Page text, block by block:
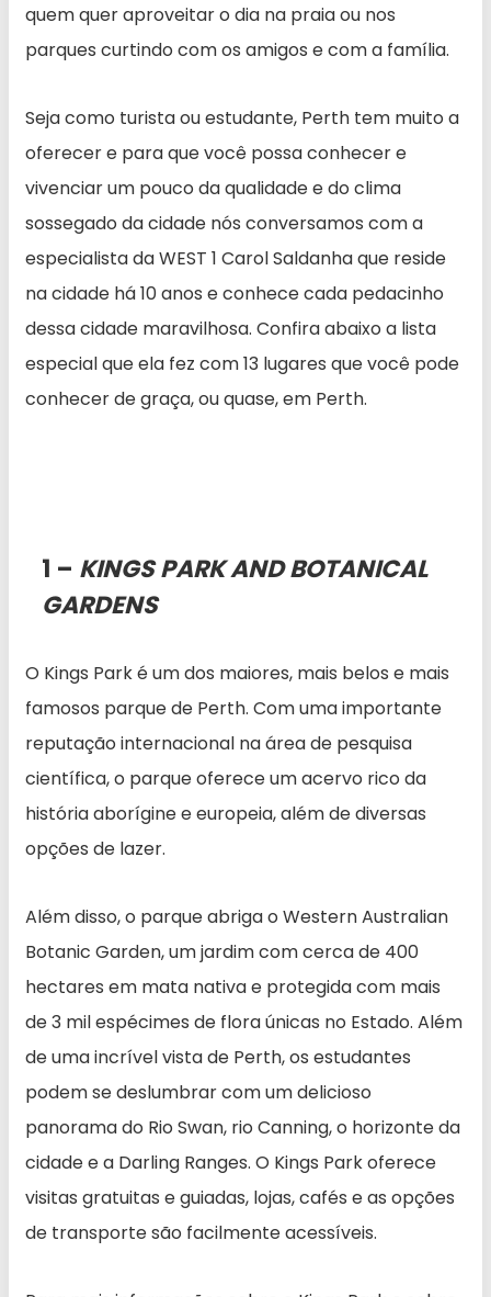
quem quer aproveitar o dia na praia ou nos
parques curtindo com os amigos e com a família.
Seja como turista ou estudante, Perth tem muito a
oferecer e para que você possa conhecer e
vivenciar um pouco da qualidade e do clima
sossegado da cidade nós conversamos com a
especialista da WEST 1 Carol Saldanha que reside
na cidade há 10 anos e conhece cada pedacinho
dessa cidade maravilhosa. Confira abaixo a lista
especial que ela fez com 13 lugares que você pode
conhecer de graça, ou quase, em Perth.
1 – KINGS PARK AND BOTANICAL
GARDENS
O Kings Park é um dos maiores, mais belos e mais
famosos parque de Perth. Com uma importante
reputação internacional na área de pesquisa
científica, o parque oferece um acervo rico da
história aborígine e europeia, além de diversas
opções de lazer.
Além disso, o parque abriga o Western Australian
Botanic Garden, um jardim com cerca de 400
hectares em mata nativa e protegida com mais
de 3 mil espécimes de flora únicas no Estado. Além
de uma incrível vista de Perth, os estudantes
podem se deslumbrar com um delicioso
panorama do Rio Swan, rio Canning, o horizonte da
cidade e a Darling Ranges. O Kings Park oferece
visitas gratuitas e guiadas, lojas, cafés e as opções
de transporte são facilmente acessíveis.